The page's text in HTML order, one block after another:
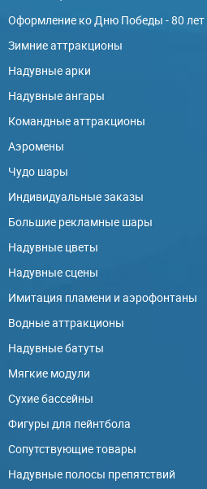
Оформление ко Дню Победы - 80 лет
Зимние аттракционы
Надувные арки
Надувные ангары
Командные аттракционы
Аэромены
Чудо шары
Индивидуальные заказы
Большие рекламные шары
Надувные цветы
Надувные сцены
Имитация пламени и аэрофонтаны
Водные аттракционы
Надувные батуты
Мягкие модули
Сухие бассейны
Фигуры для пейнтбола
Сопутствующие товары
Надувные полосы препятствий